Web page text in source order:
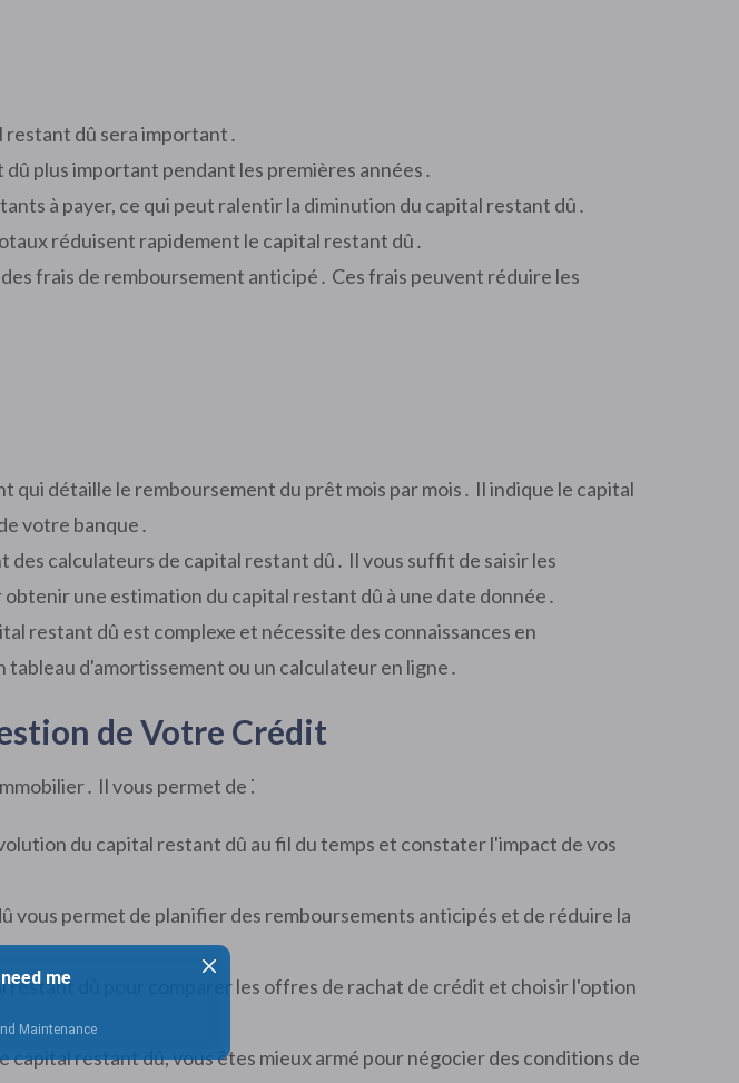
restant dû sera important․
plus important pendant les premières années․
à payer, ce qui peut ralentir la diminution du capital restant dû․
réduisent rapidement le capital restant dû․
frais de remboursement anticipé․ Ces frais peuvent réduire les
qui détaille le remboursement du prêt mois par mois․ Il indique le capital
votre banque․
calculateurs de capital restant dû․ Il vous suffit de saisir les
une estimation du capital restant dû à une date donnée․
restant dû est complexe et nécessite des connaissances en
d'amortissement ou un calculateur en ligne․
de Votre Crédit
Il vous permet de ⁚
du capital restant dû au fil du temps et constater l'impact de vos
vous permet de planifier des remboursements anticipés et de réduire la
restant dû pour comparer les offres de rachat de crédit et choisir l'option
capital restant dû, vous êtes mieux armé pour négocier des conditions de